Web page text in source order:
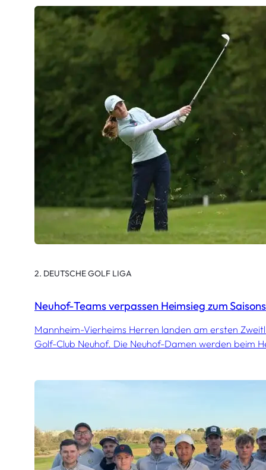
2. DEUTSCHE GOLF LIGA
Neuhof-Teams verpassen Heimsieg zum
Mannheim-Vierheims Herren landen am ersten
Golf-Club Neuhof. Die Neuhof-Damen werden beim